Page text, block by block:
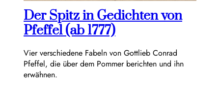
Der Spitz in Gedichten von
Pfeffel (ab 1777)
Vier verschiedene Fabeln von Gottlieb Conrad
Pfeffel, die über dem Pommer berichten und ihn
erwähnen.